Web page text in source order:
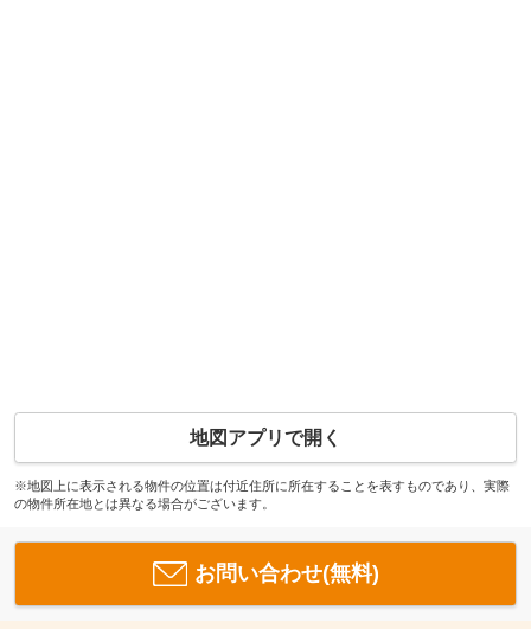
地図アプリで開く
※地図上に表示される物件の位置は付近住所に所在することを表すものであり、実際
の物件所在地とは異なる場合がございます。
お問い合わせ(無料)